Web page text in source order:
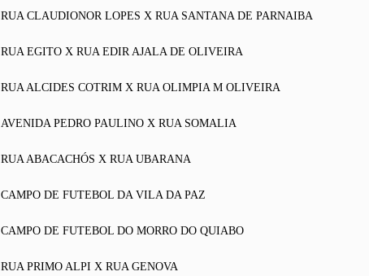
RUA CLAUDIONOR LOPES X RUA SANTANA DE PARNAIBA
RUA EGITO X RUA EDIR AJALA DE OLIVEIRA
RUA ALCIDES COTRIM X RUA OLIMPIA M OLIVEIRA
AVENIDA PEDRO PAULINO X RUA SOMALIA
RUA ABACACHÓS X RUA UBARANA
CAMPO DE FUTEBOL DA VILA DA PAZ
CAMPO DE FUTEBOL DO MORRO DO QUIABO
RUA PRIMO ALPI X RUA GENOVA